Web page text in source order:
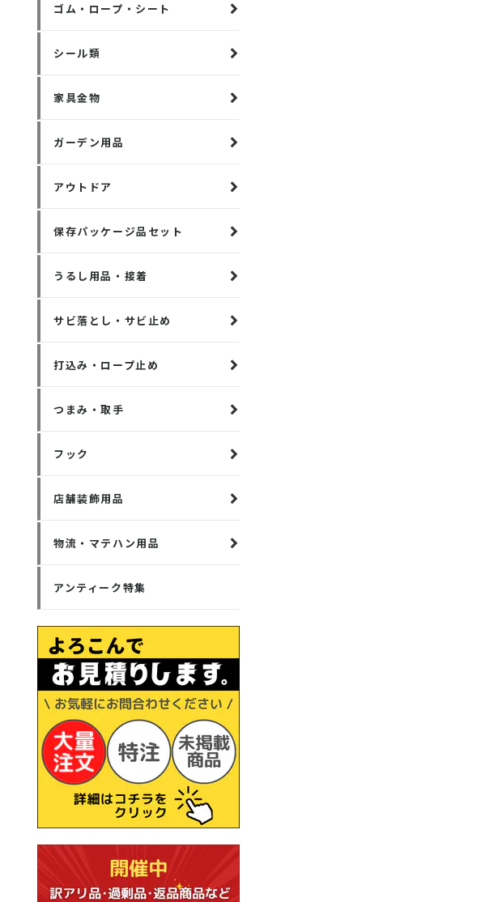
ゴム・ロープ・シート
シール類
家具金物
ガーデン用品
アウトドア
保存パッケージ品セット
うるし用品・接着
サビ落とし・サビ止め
打込み・ロープ止め
つまみ・取手
フック
店舗装飾用品
物流・マテハン用品
アンティーク特集